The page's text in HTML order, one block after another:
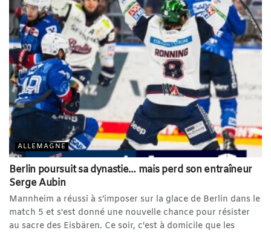
ALLEMAGNE
Berlin poursuit sa dynastie… mais perd son entraîneur
Serge Aubin
Mannheim a réussi à s'imposer sur la glace de Berlin dans le
match 5 et s'est donné une nouvelle chance pour résister
au sacre des Eisbären. Ce soir, c'est à domicile que les